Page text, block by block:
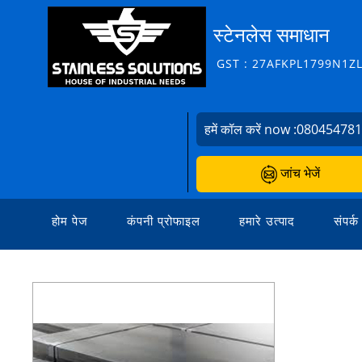
स्टेनलेस समाधान
GST : 27AFKPL1799N1ZL
हमें कॉल करें now :
जांच भेजें
होम पेज कंपनी प्रोफाइल हमारे उत्पाद